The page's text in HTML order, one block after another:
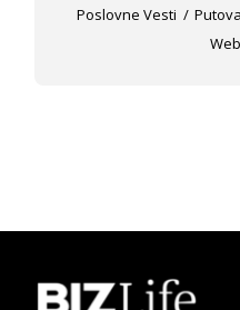
Poslovne Vesti